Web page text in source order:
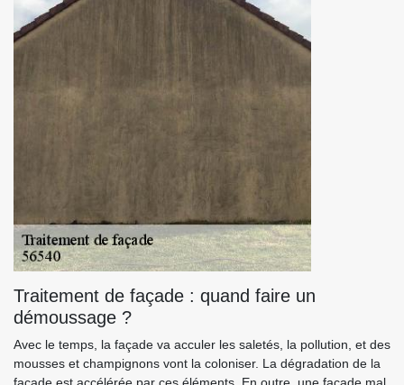
Traitement de façade : quand faire un
démoussage ?
Avec le temps, la façade va acculer les saletés, la pollution, et des
mousses et champignons vont la coloniser. La dégradation de la